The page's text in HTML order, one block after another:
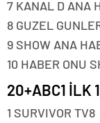
7 KANAL D ANA
8 GUZEL
9 SHOW ANA
10 HABER ONU
20+ABC1 İLK
1 SURVIVOR TV8